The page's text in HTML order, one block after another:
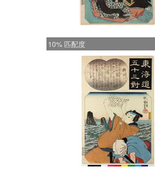
10% 匹配度